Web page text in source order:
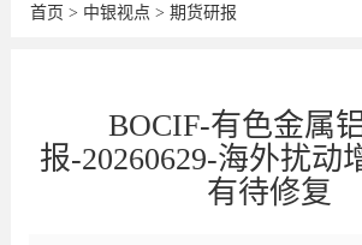
首页 > 中银视点 > 期货研报
BOCIF-有色金属
报-20260629-海外扰动
有待修复